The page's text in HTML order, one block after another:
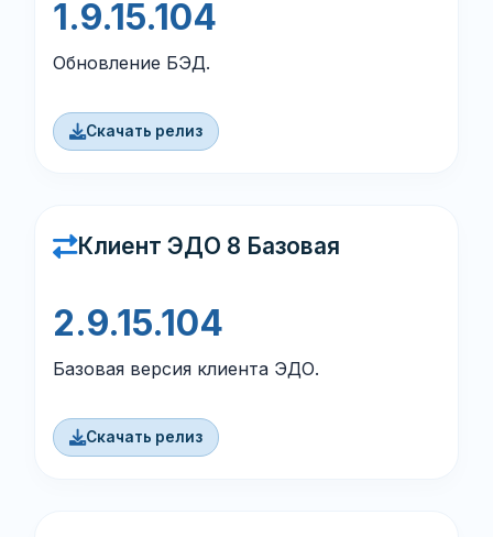
1.9.15.104
Обновление БЭД.
Скачать релиз
Клиент ЭДО 8 Базовая
2.9.15.104
Базовая версия клиента ЭДО.
Скачать релиз